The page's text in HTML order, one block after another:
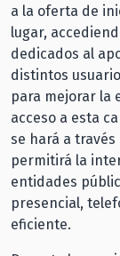
a la oferta de
lugar,
dedicados al
distintos
para mejorar la
acceso a esta
se hará a
permitirá la
entidades
presencial,
eficiente.